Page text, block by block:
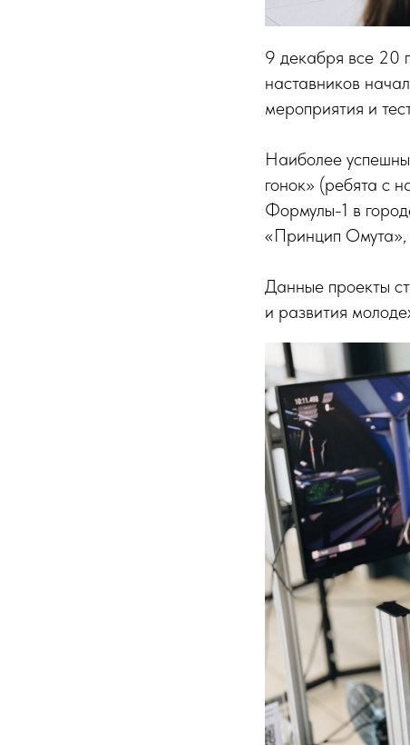
9 декабря все 20
наставников
мероприятия и
Наиболее
гонок» (ребята с
Формулы-1 в
«Принцип
Данные проекты
и развития